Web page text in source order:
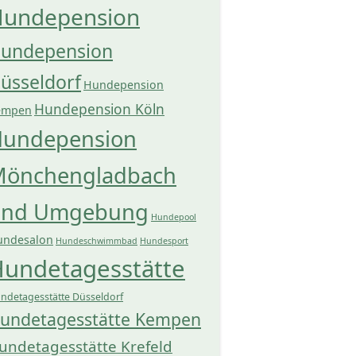
Hundepension
Hundepension Köln
Umgebung Hundepool
Hundeschwimmbad Hundesport
Düsseldorf
Kempen
Krefeld